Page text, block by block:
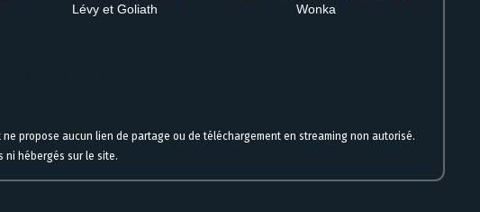
Lévy et Goliath Wonka
propose aucun lien de partage ou de téléchargement en streaming non autorisé.
ni hébergés sur le site.